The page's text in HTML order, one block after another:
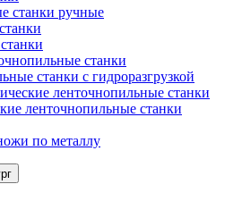
станки ручные
станки
станки с гидроразгрузкой
ленточнопильные станки
ленточнопильные станки
по металлу